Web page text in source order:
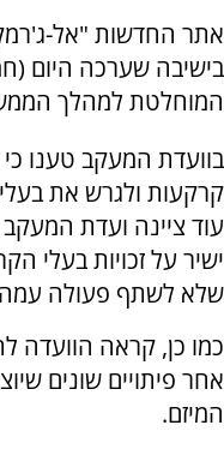
אתר החדשות "אל-
בישיבה שערכה היום
המוחלטת למהלך
בוועדת המעקב טענו
קרקעות ולגרש את
עוד ציינה ועדת
ישיר על זכויות בעלי
שלא לשתף פעולה
כמו כן, קראה הוועדה
אחר פיתויים שונים
המיזם.